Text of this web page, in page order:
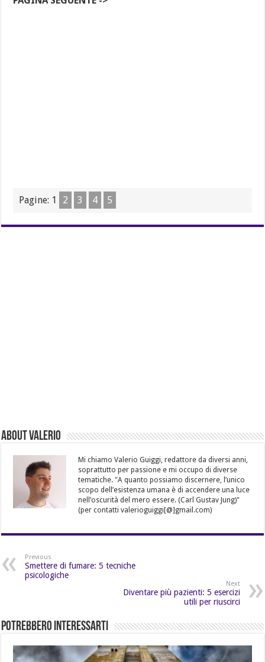
Pagine: 1 2 3 4 5
About Valerio
Mi chiamo Valerio Guiggi, redattore da diversi anni,
soprattutto per passione e mi occupo di diverse
tematiche. "A quanto possiamo discernere, l’unico
scopo dell’esistenza umana è di accendere una luce
nell’oscurità del mero essere. (Carl Gustav Jung)"
(per contatti valerioguiggi[@]gmail.com)
Previous
Smettere di fumare: 5 tecniche
psicologiche
Next
Diventare più pazienti: 5 esercizi
utili per riuscirci
Potrebbero Interessarti